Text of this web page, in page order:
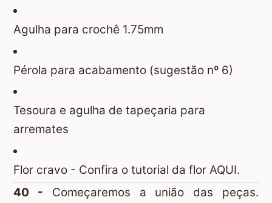
Agulha para crochê 1.75mm
Pérola para acabamento (sugestão nº 6)
Tesoura e agulha de tapeçaria para
arremates
Flor cravo - Confira o tutorial da flor AQUI.
40 - Começaremos a união das peças.